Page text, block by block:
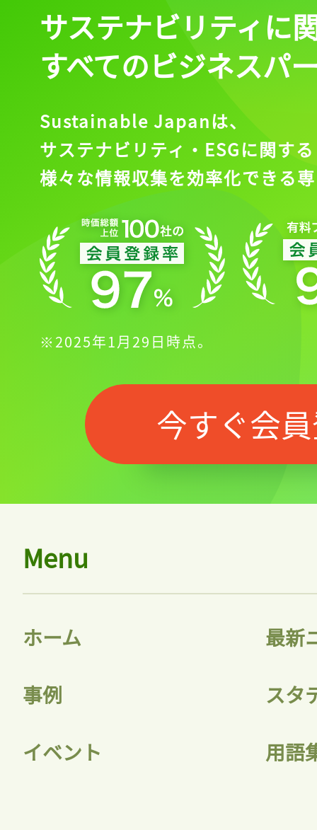
サステナビリティに
すべてのビジネスパ
Sustainable Japanは、
サステナビリティ・ESGに関する
様々な情報収集を効率化できる
※2025年1月29日時点。
今すぐ会
Menu
ホーム 最新
事例 スタ
イベント 用語